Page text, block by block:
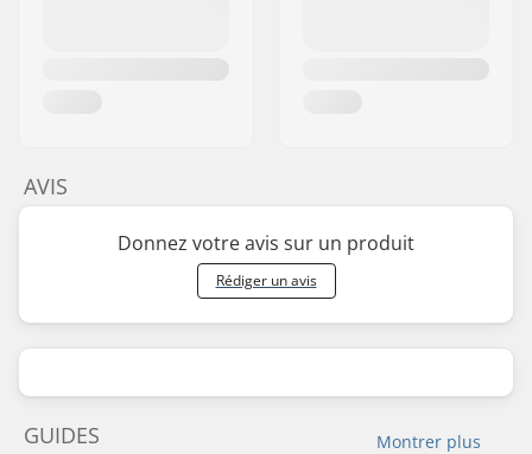
AVIS
Donnez votre avis sur un produit
Rédiger un avis
Montrer plus
GUIDES